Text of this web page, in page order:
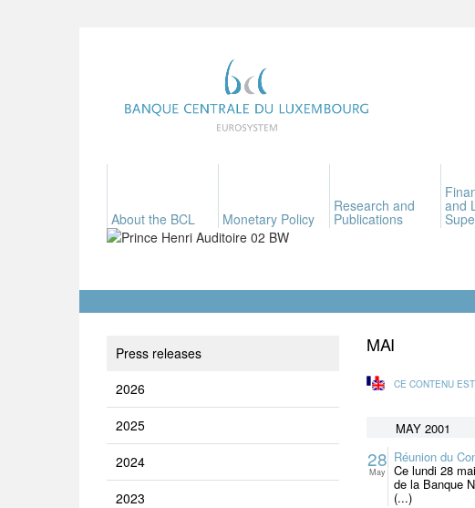
About the BCL Monetary Policy
Research and
Publications
and
Press releases
2026
2025
2024
2023
MAI
CE CONTENU
MAY 2001
28
May
Réunion du
Ce lundi 28
de la Banque
(...)